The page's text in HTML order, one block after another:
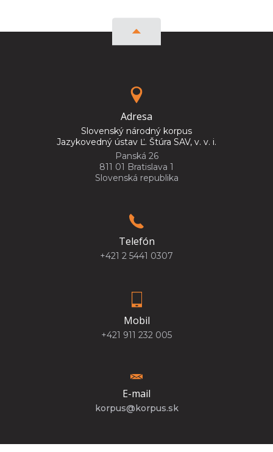
Adresa
Slovenský národný korpus
Jazykovedný ústav Ľ. Štúra SAV, v. v. i.
Panská 26
811 01 Bratislava 1
Slovenská republika
Telefón
+421 2 5441 0307
Mobil
+421 911 232 005
E-mail
korpus@korpus.sk